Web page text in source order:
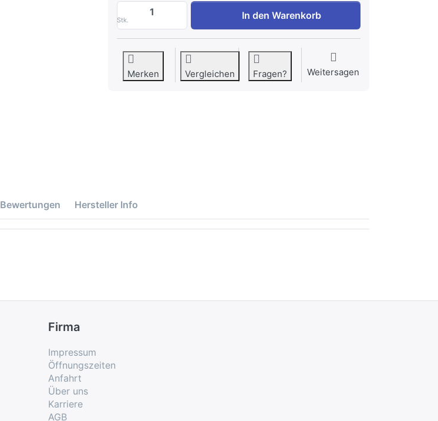
Stk.
ASKO 489971 AUTO DOSIEREUNG KIT für DWCFS5936S
In den Warenkorb
Merken Vergleichen Fragen? Weitersagen
Bewertungen Hersteller Info
Firma
Impressum
Öffnungszeiten
Anfahrt
Über uns
Karriere
AGB